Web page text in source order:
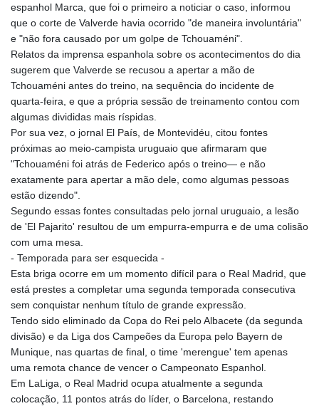
espanhol Marca, que foi o primeiro a noticiar o caso, informou
que o corte de Valverde havia ocorrido "de maneira involuntária"
e "não fora causado por um golpe de Tchouaméni".
Relatos da imprensa espanhola sobre os acontecimentos do dia
sugerem que Valverde se recusou a apertar a mão de
Tchouaméni antes do treino, na sequência do incidente de
quarta-feira, e que a própria sessão de treinamento contou com
algumas divididas mais ríspidas.
Por sua vez, o jornal El País, de Montevidéu, citou fontes
próximas ao meio-campista uruguaio que afirmaram que
"Tchouaméni foi atrás de Federico após o treino— e não
exatamente para apertar a mão dele, como algumas pessoas
estão dizendo".
Segundo essas fontes consultadas pelo jornal uruguaio, a lesão
de 'El Pajarito' resultou de um empurra-empurra e de uma colisão
com uma mesa.
- Temporada para ser esquecida -
Esta briga ocorre em um momento difícil para o Real Madrid, que
está prestes a completar uma segunda temporada consecutiva
sem conquistar nenhum título de grande expressão.
Tendo sido eliminado da Copa do Rei pelo Albacete (da segunda
divisão) e da Liga dos Campeões da Europa pelo Bayern de
Munique, nas quartas de final, o time 'merengue' tem apenas
uma remota chance de vencer o Campeonato Espanhol.
Em LaLiga, o Real Madrid ocupa atualmente a segunda
colocação, 11 pontos atrás do líder, o Barcelona, restando